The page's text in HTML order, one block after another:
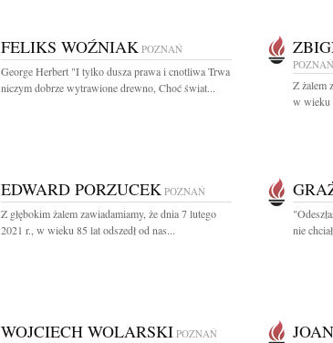
FELIKS WOŹNIAK POZNAŃ
George Herbert "I tylko dusza prawa i cnotliwa Trwa
niczym dobrze wytrawione drewno, Choć świat...
POZNAŃ
Z żalem
w wieku
EDWARD PORZUCEK POZNAŃ
Z głębokim żalem zawiadamiamy, że dnia 7 lutego
2021 r., w wieku 85 lat odszedł od nas...
nie
WOJCIECH WOLARSKI POZNAŃ